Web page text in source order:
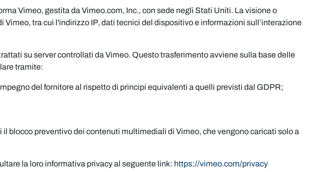
Vimeo, gestita da Vimeo.com, Inc., con sede negli Stati Uniti. La visione o
tra cui l'indirizzo IP, dati tecnici del dispositivo e informazioni sull’interazione
su server controllati da Vimeo. Questo trasferimento avviene sulla base delle
tramite:
del fornitore al rispetto di principi equivalenti a quelli previsti dal GDPR;
blocco preventivo dei contenuti multimediali di Vimeo, che vengono caricati solo a
la loro informativa privacy al seguente link: https://vimeo.com/privacy